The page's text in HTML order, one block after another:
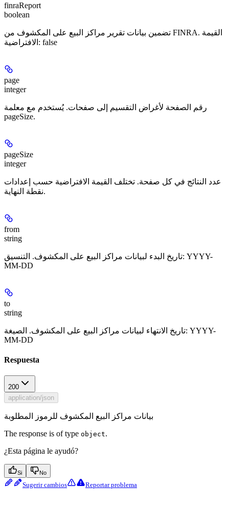
finraReport
boolean
تضمين بيانات تقرير مراكز البيع على المكشوف من FINRA. القيمة
الافتراضية: false
page
integer
رقم الصفحة لأغراض التقسيم إلى صفحات. يُستخدم مع معلمة
pageSize.
pageSize
integer
عدد النتائج في كل صفحة. تختلف القيمة الافتراضية حسب إعدادات
نقطة النهاية.
from
string
تاريخ البدء لبيانات مراكز البيع على المكشوف. التنسيق: YYYY-
MM-DD
to
string
تاريخ الانتهاء لبيانات مراكز البيع على المكشوف. الصيغة: YYYY-
MM-DD
Respuesta
200
application/json
بيانات مراكز البيع المكشوف للرموز المطلوبة
The response is of type object.
¿Esta página le ayudó?
Si No
Sugerir cambios Reportar problema